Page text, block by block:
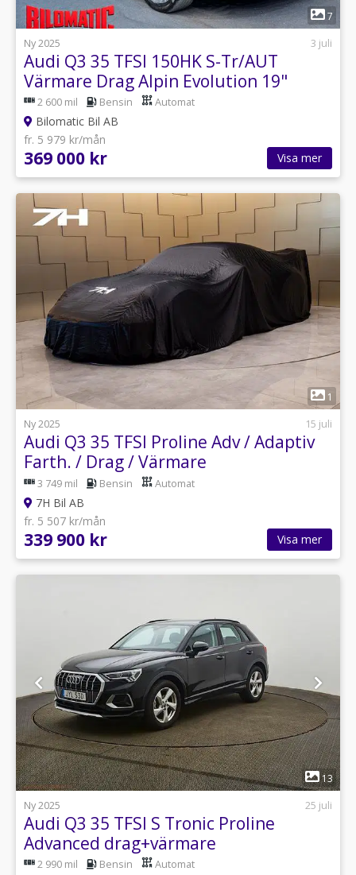
1
7
Ny 2025
3 juli
Audi Q3 35 TFSI 150HK S-Tr/AUT
Värmare Drag Alpin Evolution 19"
2 600 mil Bensin Automat
Bilomatic Bil AB
fr. 5 979 kr/mån
369 000 kr Visa mer
1
Ny 2025
15 juli
Audi Q3 35 TFSI Proline Adv / Adaptiv
Farth. / Drag / Värmare
3 749 mil Bensin Automat
7H Bil AB
fr. 5 507 kr/mån
339 900 kr Visa mer
1
13
Ny 2025
25 juli
Audi Q3 35 TFSI S Tronic Proline
Advanced drag+värmare
2 990 mil Bensin Automat